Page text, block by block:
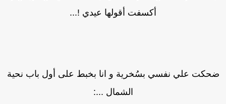
أكسفت أقولها عيدي !...
علي نفسي بسُخرية و انا بخبط على أول باب نحية
الشمال ...: